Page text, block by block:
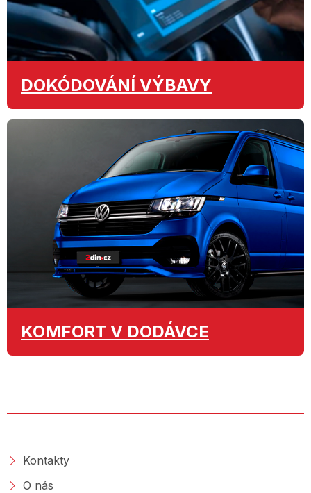
DOKÓDOVÁNÍ VÝBAVY
KOMFORT V DODÁVCE
Kontakty
O nás